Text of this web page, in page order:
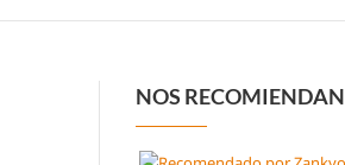
NOS RECOMIENDAN